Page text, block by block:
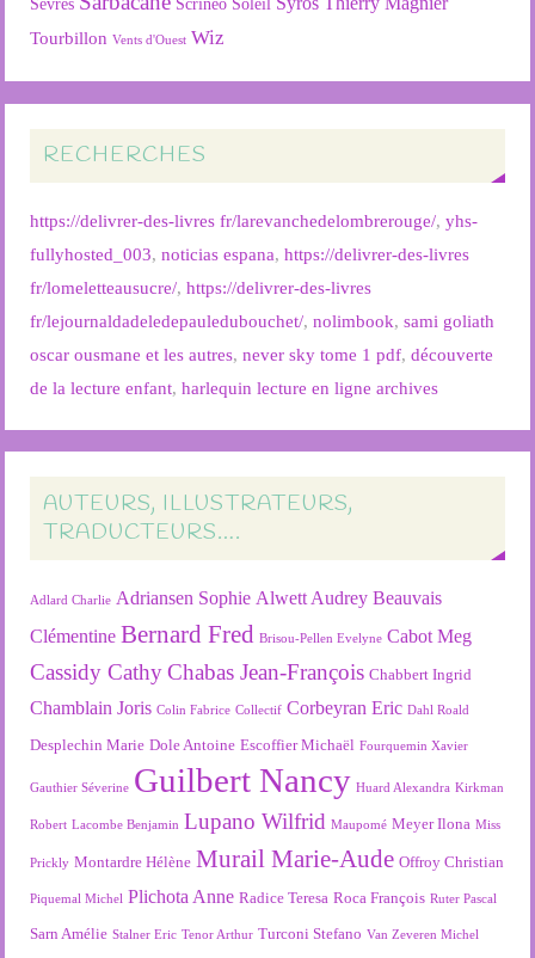
Sèvres Scrinéo Soleil
Tourbillon Vents d'Ouest Wiz
RECHERCHES
https://delivrer-des-livres fr/larevanchedelombrerouge/,yhs-
fullyhosted_003,noticias espana,https://delivrer-des-livres
fr/lomeletteausucre/,https://delivrer-des-livres
fr/lejournaldadeledepauledubouchet/,nolimbook,sami goliath
oscar ousmane et les autres,never sky tome 1 pdf,découverte
de la lecture enfant,harlequin lecture en ligne archives
AUTEURS, ILLUSTRATEURS,
TRADUCTEURS….
Adlard Charlie Adriansen Sophie Alwett Audrey Beauvais
Clémentine Bernard Fred Brisou-Pellen Evelyne Cabot Meg
Cassidy Cathy Chabas Jean-François Chabbert Ingrid
Chamblain Joris Colin Fabrice Collectif Corbeyran Eric Dahl Roald
Desplechin Marie Dole Antoine Escoffier Michaël Fourquemin Xavier
Gauthier Séverine Guilbert Nancy Huard Alexandra Kirkman
Robert Lacombe Benjamin Lupano Wilfrid Maupomé Meyer Ilona Miss
Prickly Montardre Hélène Murail Marie-Aude Offroy Christian
Piquemal Michel Plichota Anne Radice Teresa Roca François Ruter Pascal
Sarn Amélie Stalner Eric Tenor Arthur Turconi Stefano Van Zeveren Michel